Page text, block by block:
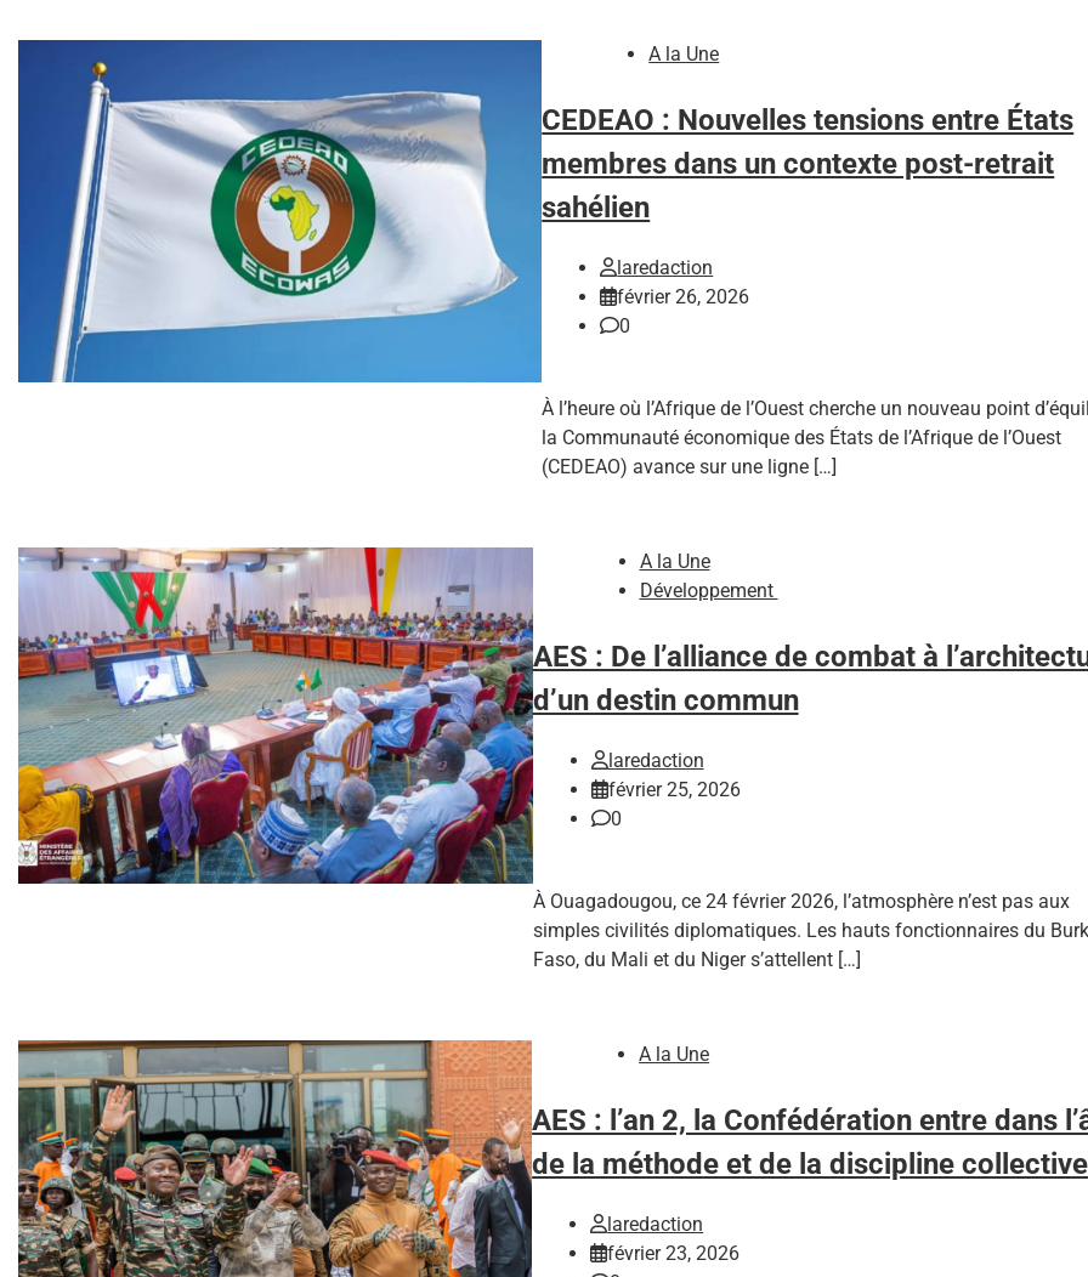
A la Une
CEDEAO : Nouvelles tensions entre États
membres dans un contexte post-retrait
sahélien
laredaction
février 26, 2026
0
À l’heure où l’Afrique de l’Ouest cherche un nouveau point
la Communauté économique des États de l’Afrique de l’Ouest
(CEDEAO) avance sur une ligne […]
A la Une
Développement
AES : De l’alliance de combat à
d’un destin commun
laredaction
février 25, 2026
0
À Ouagadougou, ce 24 février 2026, l’atmosphère n’est pas aux
simples civilités diplomatiques. Les hauts fonctionnaires du
Faso, du Mali et du Niger s’attellent […]
A la Une
AES : l’an 2, la Confédération entre dans
de la méthode et de la discipline collective
laredaction
février 23, 2026